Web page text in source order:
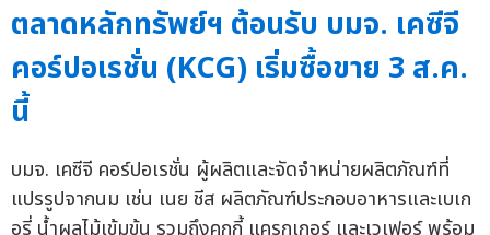
ตลาดหลักทรัพย์ฯ ต้อนรับ บมจ. เคซีจี
คอร์ปอเรชั่น (KCG) เริ่มซื้อขาย 3 ส.ค.
นี้
บมจ. เคซีจี คอร์ปอเรชั่น ผู้ผลิตและจัดจำหน่ายผลิตภัณฑ์ที่
แปรรูปจากนม เช่น เนย ชีส ผลิตภัณฑ์ประกอบอาหารและเบเก
อรี่ น้ำผลไม้เข้มข้น รวมถึงคุกกี้ แครกเกอร์ และเวเฟอร์ พร้อม